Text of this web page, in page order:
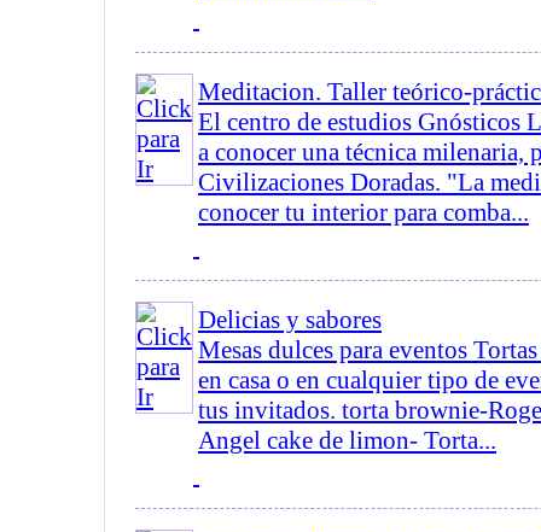
Meditacion. Taller teórico-
El centro de estudios Gnósticos
a conocer una técnica milenaria,
Civilizaciones Doradas. "La
conocer tu interior para comba...
Delicias y sabores
Mesas dulces para eventos
en casa o en cualquier tipo de
tus invitados. torta brownie-
Angel cake de limon- Torta...